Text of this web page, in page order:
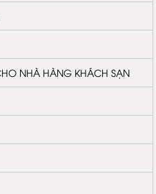
NHÀ HÀNG KHÁCH SẠN